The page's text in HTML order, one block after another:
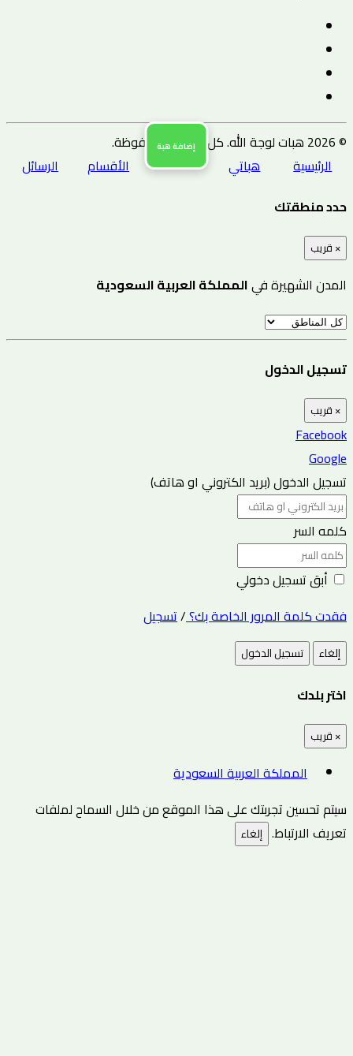
© 2026 هبات لوجة الله. كل الحقوق محفوظة.
الرئيسية
هباتي
إضافة هبة
الأقسام
الرسائل
حدد منطقتك
× قريب
المدن الشهيرة فيالمملكة العربية السعودية
تسجيل الدخول
× قريب
Facebook
Google
تسجيل الدخول (بريد الكتروني او هاتف)
كلمه السر
أبق تسجيل دخولي
فقدت كلمة المرور الخاصة بك؟/تسجيل
إلغاء تسجيل الدخول
اختر بلدك
× قريب
المملكة العربية السعودية
سيتم تحسين تجربتك على هذا الموقع من خلال السماح لملفات
تعريف الارتباط. إلغاء